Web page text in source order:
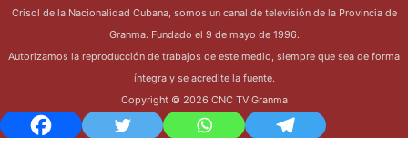
Crisol de la Nacionalidad Cubana, somos un canal de televisión de la Provincia de
Granma. Fundado el 9 de mayo de 1996.
Autorizamos la reproducción de trabajos de este medio, siempre que sea de forma
íntegra y se acredite la fuente.
Copyright © 2026 CNC TV Granma